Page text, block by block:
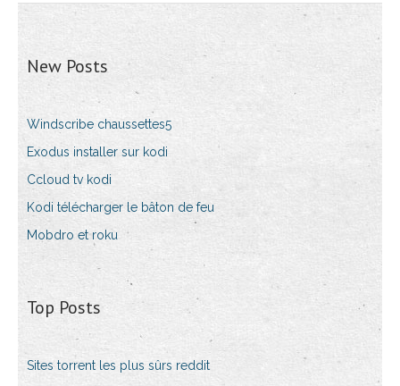
New Posts
Windscribe chaussettes5
Exodus installer sur kodi
Ccloud tv kodi
Kodi télécharger le bâton de feu
Mobdro et roku
Top Posts
Sites torrent les plus sûrs reddit